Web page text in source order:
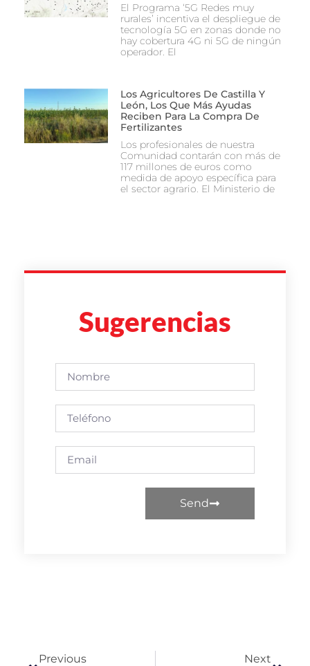
El Programa ‘5G Redes muy
rurales’ incentiva el despliegue de
tecnología 5G en zonas donde no
hay cobertura 4G ni 5G de ningún
operador. El
Los Agricultores De Castilla Y
León, Los Que Más Ayudas
Reciben Para La Compra De
Fertilizantes
Los profesionales de nuestra
Comunidad contarán con más de
117 millones de euros como
medida de apoyo específica para
el sector agrario. El Ministerio de
Sugerencias
Send
Previous Next